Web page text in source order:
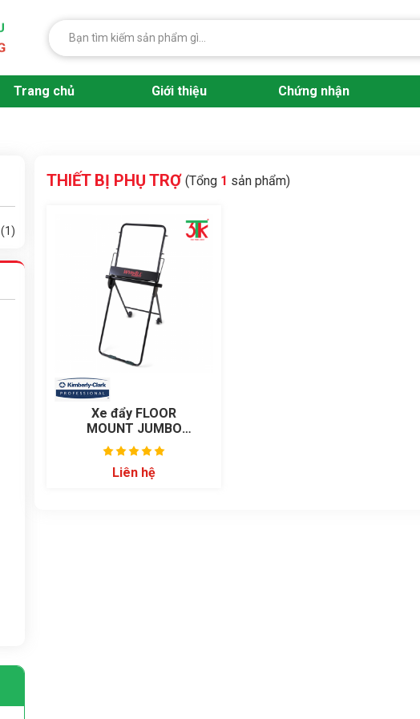
Trang chủ Giới thiệu Chứng nhận
(1)
THIẾT BỊ PHỤ TRỢ (Tổng 1 sản phẩm)
Xe đẩy FLOOR
MOUNT JUMBO
ROLL DISPE 80585
Liên hệ